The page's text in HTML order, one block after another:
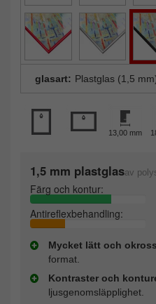
glasart: Plastglas (1,5
13,00 mm
1,5 mm plastglasav
Färg och kontur:
Antireflexbehandling:
Mycket lätt och
format.
Kontraster och
ljusgenomsläpplighet.